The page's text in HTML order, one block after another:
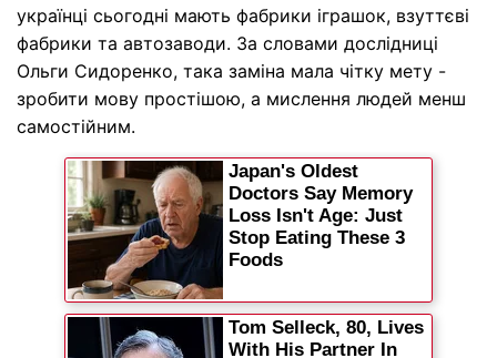
українці сьогодні мають фабрики іграшок, взуттєві
фабрики та автозаводи. За словами дослідниці
Ольги Сидоренко, така заміна мала чітку мету -
зробити мову простішою, а мислення людей менш
самостійним.